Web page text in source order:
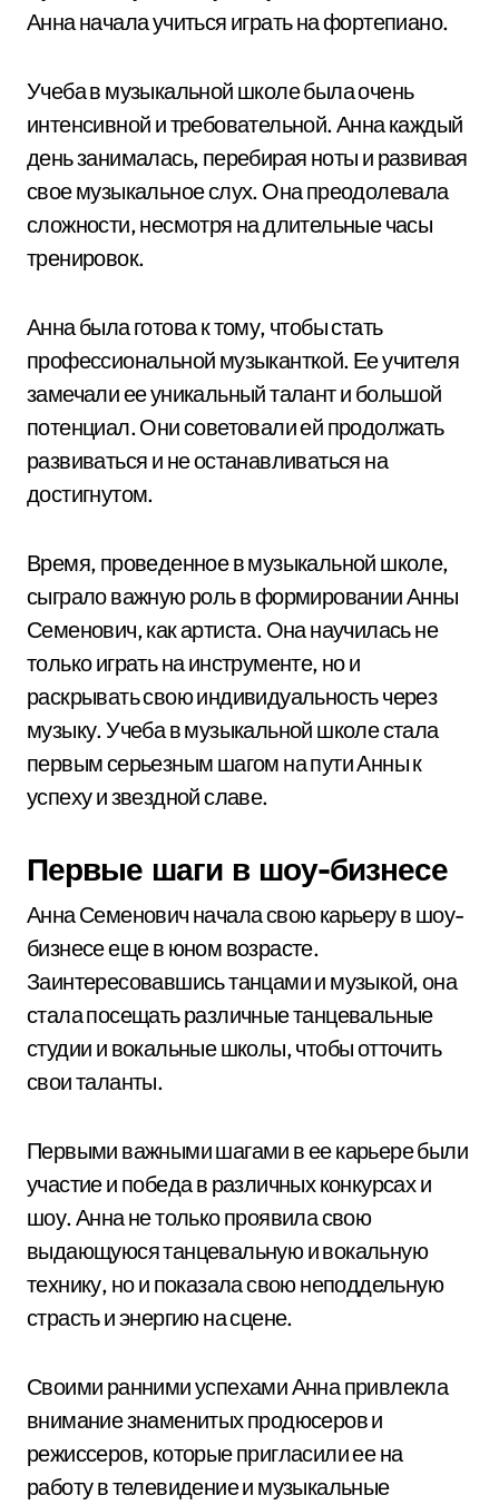
Анна начала учиться играть на фортепиано.
Учеба в музыкальной школе была очень
интенсивной и требовательной. Анна каждый
день занималась, перебирая ноты и развивая
свое музыкальное слух. Она преодолевала
сложности, несмотря на длительные часы
тренировок.
Анна была готова к тому, чтобы стать
профессиональной музыканткой. Ее учителя
замечали ее уникальный талант и большой
потенциал. Они советовали ей продолжать
развиваться и не останавливаться на
достигнутом.
Время, проведенное в музыкальной школе,
сыграло важную роль в формировании Анны
Семенович, как артиста. Она научилась не
только играть на инструменте, но и
раскрывать свою индивидуальность через
музыку. Учеба в музыкальной школе стала
первым серьезным шагом на пути Анны к
успеху и звездной славе.
Первые шаги в шоу-бизнесе
Анна Семенович начала свою карьеру в шоу-
бизнесе еще в юном возрасте.
Заинтересовавшись танцами и музыкой, она
стала посещать различные танцевальные
студии и вокальные школы, чтобы отточить
свои таланты.
Первыми важными шагами в ее карьере были
участие и победа в различных конкурсах и
шоу. Анна не только проявила свою
выдающуюся танцевальную и вокальную
технику, но и показала свою неподдельную
страсть и энергию на сцене.
Своими ранними успехами Анна привлекла
внимание знаменитых продюсеров и
режиссеров, которые пригласили ее на
работу в телевидение и музыкальные